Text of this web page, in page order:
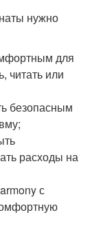
нужно
для
читать или
безопасным
расходы на
с